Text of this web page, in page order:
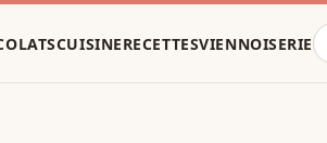
CUISINERECETTESVIENNOISERIE